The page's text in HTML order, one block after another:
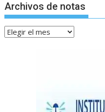
Archivos de notas
Archivos